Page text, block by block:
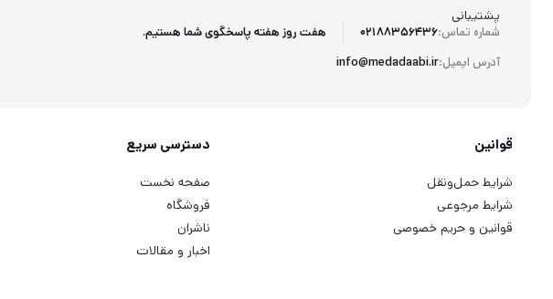
پشتیبانی
شماره تماس:02188356436
آدرس ایمیل:info@medadaabi.ir
هفت روز هفته پاسخگوی شما هستیم.
قوانین
شرایط حمل‌ونقل
شرایط مرجوعی
قوانین و حریم خصوصی
دسترسی سریع
صفحه نخست
فروشگاه
ناشران
اخبار و مقالات